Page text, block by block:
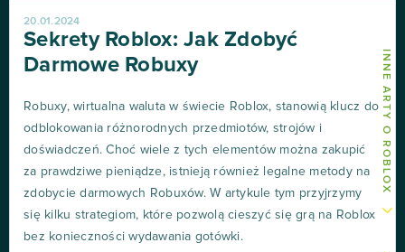
INNE ARTY O ROBLOX
20.01.2024
Sekrety Roblox: Jak Zdobyć
Darmowe Robuxy
Robuxy, wirtualna waluta w świecie Roblox, stanowią klucz do
odblokowania różnorodnych przedmiotów, strojów i
doświadczeń. Choć wiele z tych elementów można zakupić
za prawdziwe pieniądze, istnieją również legalne metody na
zdobycie darmowych Robuxów. W artykule tym przyjrzymy
się kilku strategiom, które pozwolą cieszyć się grą na Roblox
bez konieczności wydawania gotówki.